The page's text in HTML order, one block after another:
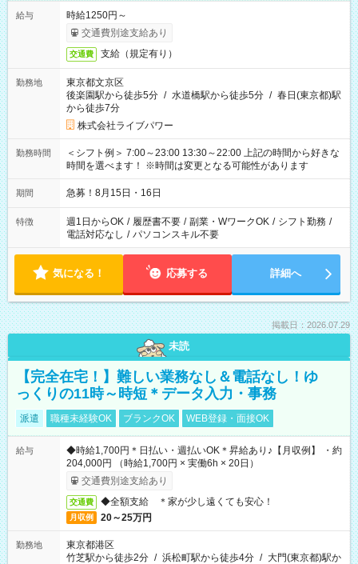
給与
時給1250円～
交通費別途支給あり
交通費 支給（規定有り）
勤務地
東京都文京区
後楽園駅から徒歩5分 / 水道橋駅から徒歩5分 / 春日(東京都)駅
から徒歩7分
株式会社ライブパワー
勤務時間
＜シフト例＞ 7:00～23:00 13:30～22:00 上記の時間から好きな
時間を選べます！ ※時間は変更となる可能性があります
期間 急募！8月15日・16日
特徴 週1日からOK / 履歴書不要 / 副業・WワークOK / シフト勤務 /
電話対応なし / パソコンスキル不要
気になる！ 応募する 詳細へ
掲載日：2026.07.29
未読
【完全在宅！】難しい業務なし＆電話なし！ゆ
っくりの11時～時短＊データ入力・事務
派遣 職種未経験OK ブランクOK WEB登録・面接OK
給与
◆時給1,700円＊日払い・週払いOK＊昇給あり♪【月収例】 ・約
204,000円 （時給1,700円 × 実働6h × 20日）
交通費別途支給あり
交通費 ◆全額支給 ＊家が少し遠くても安心！
月収例 20～25万円
勤務地
東京都港区
竹芝駅から徒歩2分 / 浜松町駅から徒歩4分 / 大門(東京都)駅か